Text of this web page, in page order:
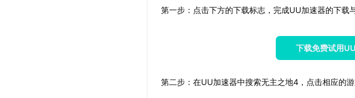
第一步：点击下方的下载标志，完成UU加速器的下载
下载免费试用UU
第二步：在UU加速器中搜索无主之地4，点击相应的游